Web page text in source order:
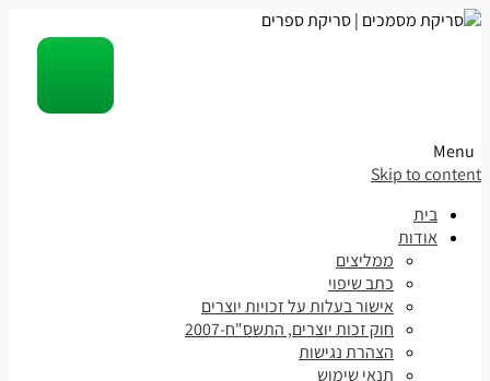
Skip to content
בית
אודות
ממליצים
כתב שיפוי
אישור בעלות על זכויות יוצרים
חוק זכות יוצרים, התשס"ח-2007
הצהרת נגישות
תנאי שימוש